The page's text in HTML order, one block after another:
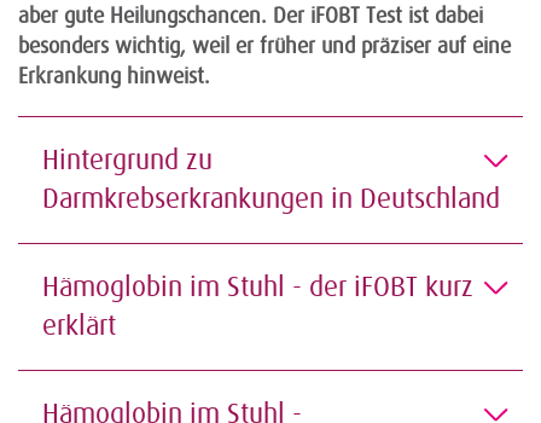
aber gute Heilungschancen. Der iFOBT Test ist dabei
besonders wichtig, weil er früher und präziser auf eine
Erkrankung hinweist.
Hintergrund zu
Darmkrebserkrankungen in Deutschland
Hämoglobin im Stuhl - der iFOBT kurz
erklärt
Hämoglobin im Stuhl -